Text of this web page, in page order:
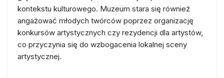
kontekstu kulturowego. Muzeum stara się również
angażować młodych twórców poprzez organizację
konkursów artystycznych czy rezydencji dla artystów,
co przyczynia się do wzbogacenia lokalnej sceny
artystycznej.